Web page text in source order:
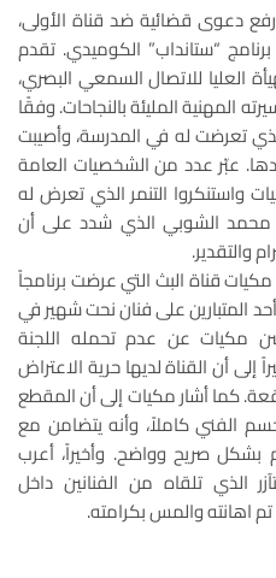
دعوى قضائية ضد قناة الأولى،
“ستانداب” الكوميدي. تقدم
العليا للاتصال السمعي البصري،
المهنية المليئة بالنجاحات. وفقًا
الذي تعرضت له في المدرسة، وأصيبت
عبّر عدد من الشخصيات العامة
التنمر الذي تعرض له
محمد الشوبي الذي شدد على أن
والتقدير.
قناة البث التي عرضت برنامجاً
المتبارين على فنان نحت شهير في
مكيات عن عدم تحمله اللجنة
أن القناة لديها حرية الاعتراض
كما أشار مكيات إلى أن المقطع
الفني كاملاً، وأنه يتضامن مع
بشكل صريح وواضح. وأخيراً، أعرب
الذي تلقاه من الفنانين داخل
اهانته والمس بكرامته.